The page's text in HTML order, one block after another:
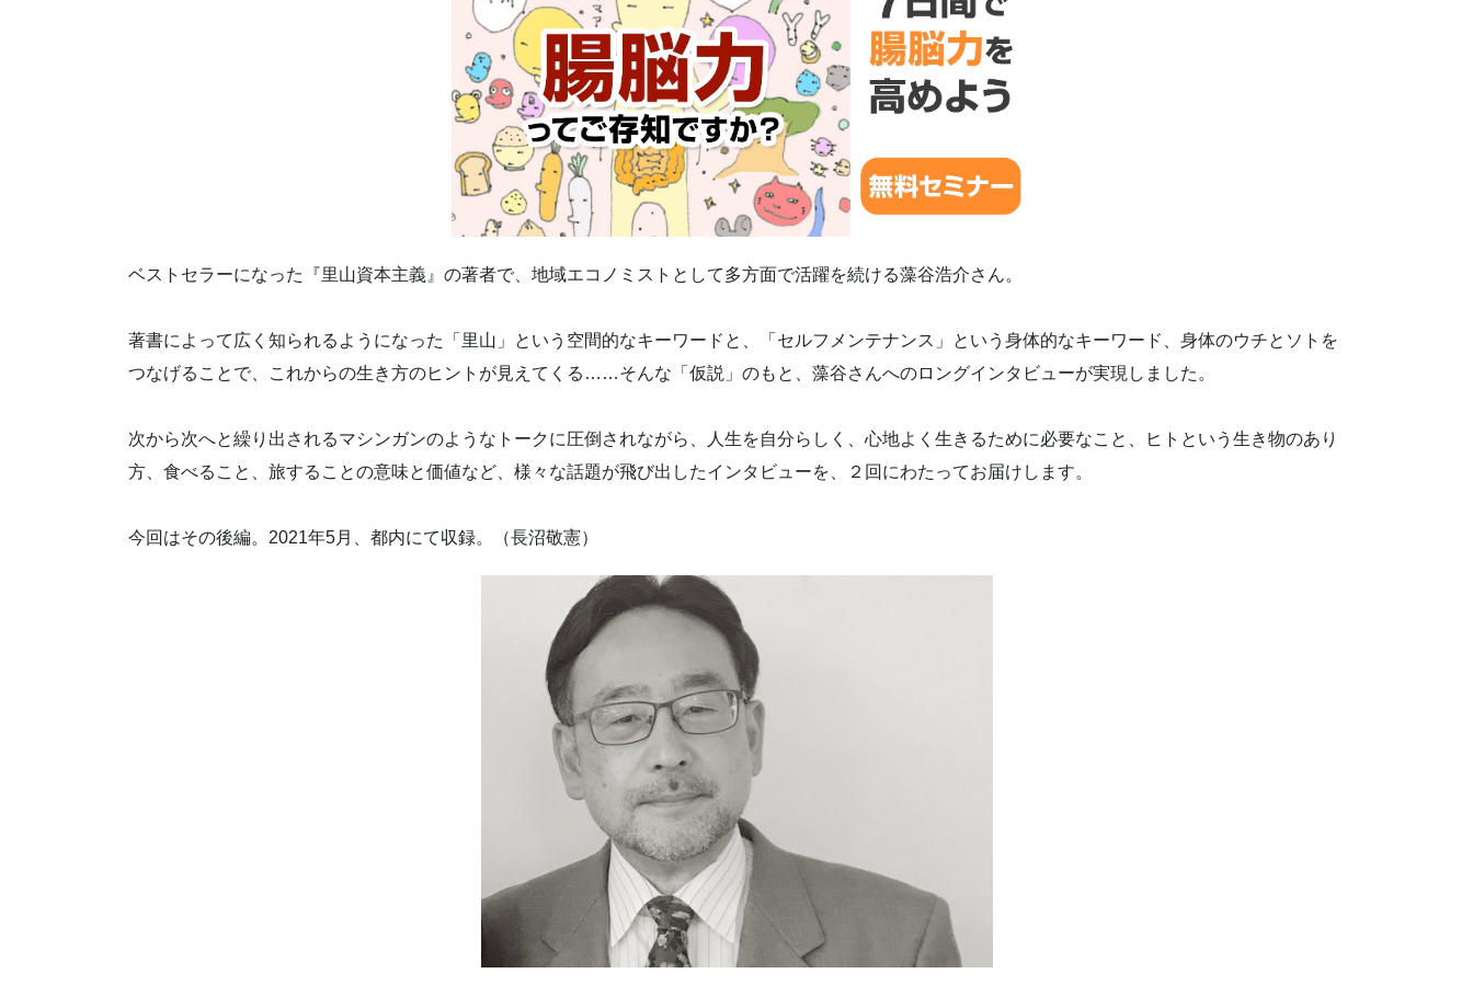
ベストセラーになった『里山資本主義』の著者で、地域エコノミストとして多方面で活躍を続ける藻谷浩介さん。
著書によって広く知られるようになった「里山」という空間的なキーワードと、「セルフメンテナンス」という身体的なキーワード、身体のウチとソトを
つなげることで、これからの生き方のヒントが見えてくる……そんな「仮説」のもと、藻谷さんへのロングインタビューが実現しました。
次から次へと繰り出されるマシンガンのようなトークに圧倒されながら、人生を自分らしく、心地よく生きるために必要なこと、ヒトという生き物のあり
方、食べること、旅することの意味と価値など、様々な話題が飛び出したインタビューを、２回にわたってお届けします。
今回はその後編。2021年5月、都内にて収録。（長沼敬憲）